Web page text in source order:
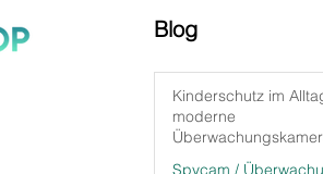
Blog
Kinderschutz im
moderne
mehr Sicherheit